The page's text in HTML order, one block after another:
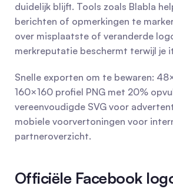
duidelijk blijft. Tools zoals Blabla
berichten of opmerkingen te
over misplaatste of veranderde
merkreputatie beschermt terwijl je
Snelle exporten om te bewaren:
160×160 profiel PNG met 20%
vereenvoudigde SVG voor
mobiele voorvertoningen voor
partneroverzicht.
Officiële Facebook